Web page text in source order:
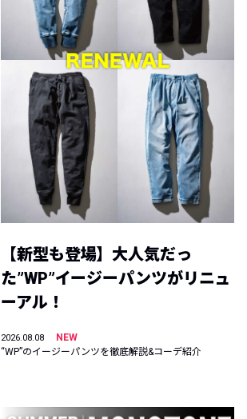
【新型も登場】大人気だっ
た”WP”イージーパンツがリニュ
ーアル！
2026.08.08
NEW
“WP”のイージーパンツを徹底解説&コーデ紹介